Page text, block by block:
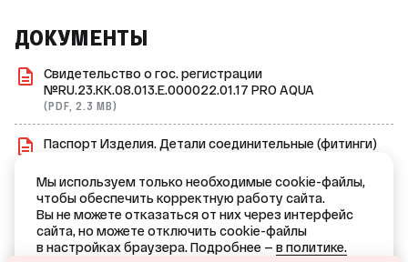
ДОКУМЕНТЫ
Свидетельство о гос. регистрации
№RU.23.KK.08.013.E.000022.01.17 PRO AQUA
(PDF, 2.3 MB)
Паспорт Изделия. Детали соединительные (фитинги)
(PDF, 2.0 MB)
Сертификат дилера Pro Aqua
(PDF, 1.7 MB)
Мы используем только необходимые cookie-файлы,
чтобы обеспечить корректную работу сайта.
Вы не можете отказаться от них через интерфейс
сайта, но можете отключить cookie-файлы
в настройках браузера. Подробнее — в политике.